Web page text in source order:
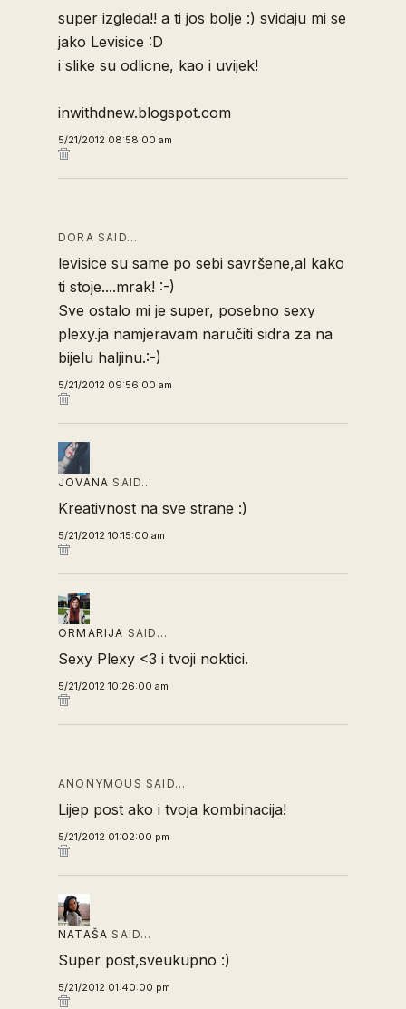
super izgleda!! a ti jos bolje :) svidaju mi se
jako Levisice :D
i slike su odlicne, kao i uvijek!
inwithdnew.blogspot.com
5/21/2012 08:58:00 am
DORA SAID…
levisice su same po sebi savršene,al kako
ti stoje....mrak! :-)
Sve ostalo mi je super, posebno sexy
plexy.ja namjeravam naručiti sidra za na
bijelu haljinu.:-)
5/21/2012 09:56:00 am
JOVANA SAID…
Kreativnost na sve strane :)
5/21/2012 10:15:00 am
ORMARIJA SAID…
Sexy Plexy <3 i tvoji noktici.
5/21/2012 10:26:00 am
ANONYMOUS SAID…
Lijep post ako i tvoja kombinacija!
5/21/2012 01:02:00 pm
NATAŠA SAID…
Super post,sveukupno :)
5/21/2012 01:40:00 pm